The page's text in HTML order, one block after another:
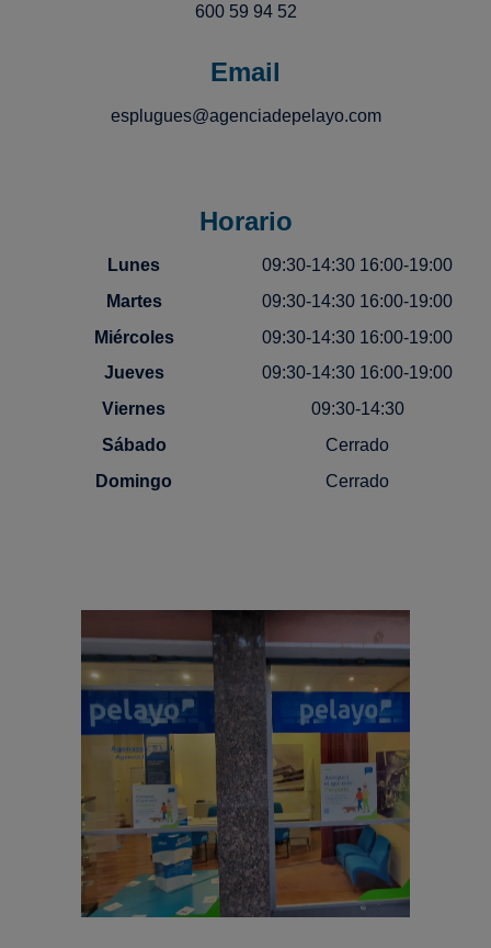
600 59 94 52
Email
esplugues@agenciadepelayo.com
Horario
Lunes
09:30-14:30 16:00-19:00
Martes
09:30-14:30 16:00-19:00
Miércoles
09:30-14:30 16:00-19:00
Jueves
09:30-14:30 16:00-19:00
Viernes
09:30-14:30
Sábado
Cerrado
Domingo
Cerrado